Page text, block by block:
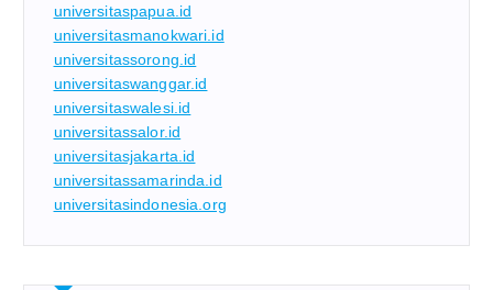
universitaspapua.id
universitasmanokwari.id
universitassorong.id
universitaswanggar.id
universitaswalesi.id
universitassalor.id
universitasjakarta.id
universitassamarinda.id
universitasindonesia.org